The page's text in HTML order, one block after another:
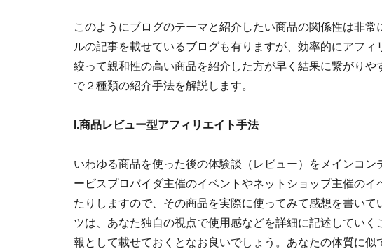
このようにブログのテーマと紹介したい商品の関係性は非
ルの記事を載せているブログも有りますが、効率的にアフ
絞って親和性の高い商品を紹介した方が早く結果に繋がり
で２種類の紹介手法を解説します。
I.商品レビュー型アフィリエイト手法
いわゆる商品を使った後の体験談（レビュー）をメインコ
ービスプロバイダ主催のイベントやネットショップ主催のイ
たりしますので、その商品を実際に使ってみて感想を書い
ツは、あなた独自の視点で使用感などを詳細に記述してい
報として載せておくとなお良いでしょう。あなたの体質に